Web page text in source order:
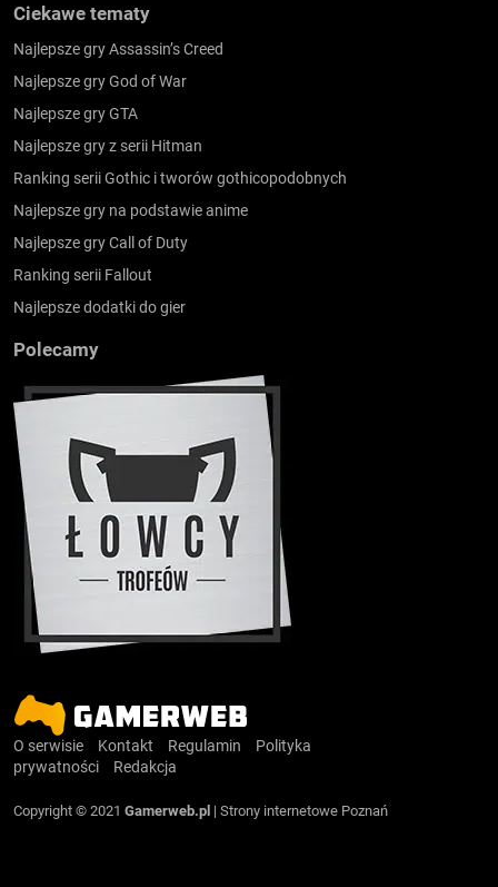
Ciekawe tematy
Najlepsze gry Assassin’s Creed
Najlepsze gry God of War
Najlepsze gry GTA
Najlepsze gry z serii Hitman
Ranking serii Gothic i tworów gothicopodobnych
Najlepsze gry na podstawie anime
Najlepsze gry Call of Duty
Ranking serii Fallout
Najlepsze dodatki do gier
Polecamy
O serwisie Kontakt Regulamin
Polityka
prywatności
Redakcja
Copyright © 2021 Gamerweb.pl | Strony internetowe Poznań